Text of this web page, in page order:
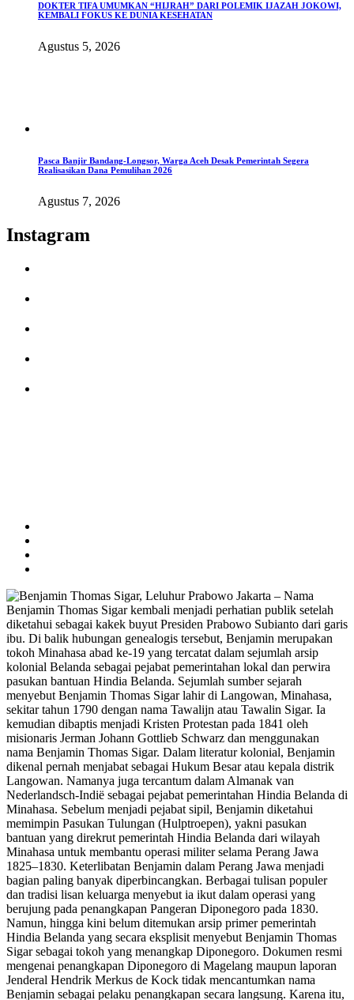
DOKTER TIFA UMUMKAN “HIJRAH” DARI POLEMIK IJAZAH JOKOWI,
KEMBALI FOKUS KE DUNIA KESEHATAN
Agustus 5, 2026
Pasca Banjir Bandang-Longsor, Warga Aceh Desak Pemerintah Segera
Realisasikan Dana Pemulihan 2026
Agustus 7, 2026
Instagram